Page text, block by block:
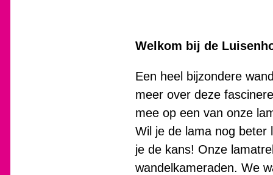
Welkom bij de
Een heel bijzondere
meer over deze
mee op een van onze
Wil je de lama nog beter
je de kans! Onze
wandelkameraden. We